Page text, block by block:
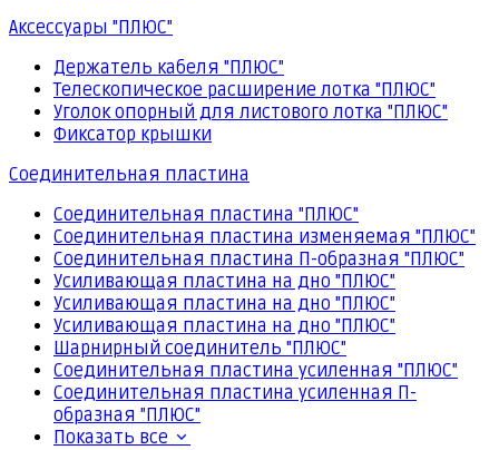
Аксессуары "ПЛЮС"
Держатель кабеля "ПЛЮС"
Телескопическое расширение лотка "ПЛЮС"
Уголок опорный для листового лотка "ПЛЮС"
Фиксатор крышки
Соединительная пластина
Соединительная пластина "ПЛЮС"
Соединительная пластина изменяемая "ПЛЮС"
Соединительная пластина П-образная "ПЛЮС"
Усиливающая пластина на дно "ПЛЮС"
Усиливающая пластина на дно "ПЛЮС"
Усиливающая пластина на дно "ПЛЮС"
Шарнирный соединитель "ПЛЮС"
Соединительная пластина усиленная "ПЛЮС"
Соединительная пластина усиленная П-
образная "ПЛЮС"
Показать все